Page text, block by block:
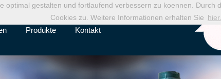
optimal gestalten und fortlaufend verbessern zu koennen.
Cookies zu. Weitere Informationen erhalten Sie hier.
Produkte Kontakt